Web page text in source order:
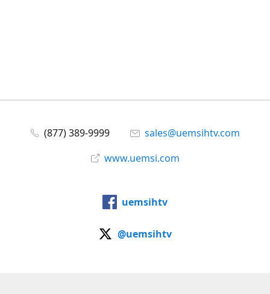
(877) 389-9999
sales@uemsihtv.com
www.uemsi.com
uemsihtv
@uemsihtv